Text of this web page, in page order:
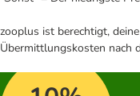
zooplus ist berechtigt,
Übermittlungskosten nach